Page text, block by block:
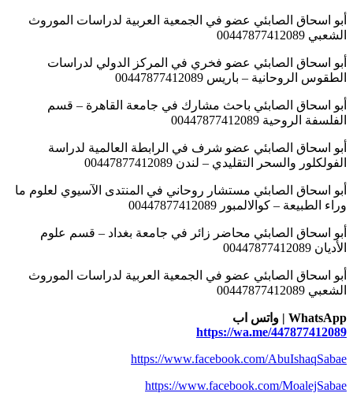
أبو اسحاق الصابئي عضو في الجمعية العربية لدراسات الموروث
الشعبي 00447877412089
أبو اسحاق الصابئي عضو فخري في المركز الدولي لدراسات
الطقوس الروحانية – باريس 00447877412089
أبو اسحاق الصابئي باحث مشارك في جامعة القاهرة – قسم
الفلسفة الروحية 00447877412089
أبو اسحاق الصابئي عضو شرف في الرابطة العالمية لدراسة
الفولكلور والسحر التقليدي – لندن 00447877412089
أبو اسحاق الصابئي مستشار روحاني في المنتدى الآسيوي لعلوم ما
وراء الطبيعة – كوالالمبور 00447877412089
أبو اسحاق الصابئي محاضر زائر في جامعة بغداد – قسم علوم
الأديان 00447877412089
أبو اسحاق الصابئي عضو في الجمعية العربية لدراسات الموروث
الشعبي 00447877412089
WhatsApp | واتس اب
https://wa.me/447877412089
https://www.facebook.com/AbuIshaqSabae
https://www.facebook.com/MoalejSabae